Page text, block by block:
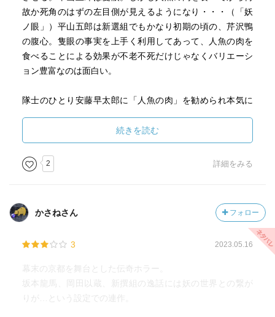
故か死角のはずの左目側が見えるようになり・・・（「妖
ノ眼」）平山五郎は新選組でもかなり初期の頃の、芹沢鴨
の腹心。隻眼の事実を上手く利用してあって、人魚の肉を
食べることによる効果が不老不死だけじゃなくバリエーシ
ョン豊富なのは面白い。
隊士のひとり安藤早太郎に「人魚の肉」を勧められ本気に
変化はないが、沖田は喉の渇きに襲われ、次第に人間の血
と肉への欲望を押さえられなくなり・・・（「肉ノ人」）
新選組もののドラマだと大抵、池田屋で沖田総司が血を吐
くことになってるけど、こちら、血を吐いてたんじゃなく
でもないけど・笑）
なぜ安藤早太郎が人魚の肉を所持していたのかは、次の
「血ノ祭」で明かされる。この話が一番オリジナル伝奇小
続きを読む
2 詳細をみる
かさねさん フォロー
3 2023.05.16
幕末の京都を舞台とした伝奇ホラー。
坂本龍馬、岡田以蔵、新撰組の逸話には妖の世界との繋が
りが…という設定での連作。